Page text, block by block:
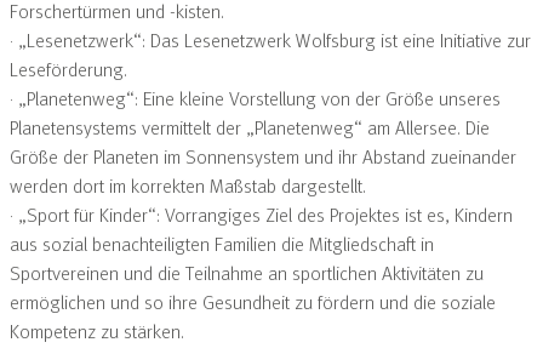
Forschertürmen und -kisten.
· „Lesenetzwerk“: Das Lesenetzwerk Wolfsburg ist eine Initiative zur
Leseförderung.
· „Planetenweg“: Eine kleine Vorstellung von der Größe unseres
Planetensystems vermittelt der „Planetenweg“ am Allersee. Die
Größe der Planeten im Sonnensystem und ihr Abstand zueinander
werden dort im korrekten Maßstab dargestellt.
· „Sport für Kinder“: Vorrangiges Ziel des Projektes ist es, Kindern
aus sozial benachteiligten Familien die Mitgliedschaft in
Sportvereinen und die Teilnahme an sportlichen Aktivitäten zu
ermöglichen und so ihre Gesundheit zu fördern und die soziale
Kompetenz zu stärken.